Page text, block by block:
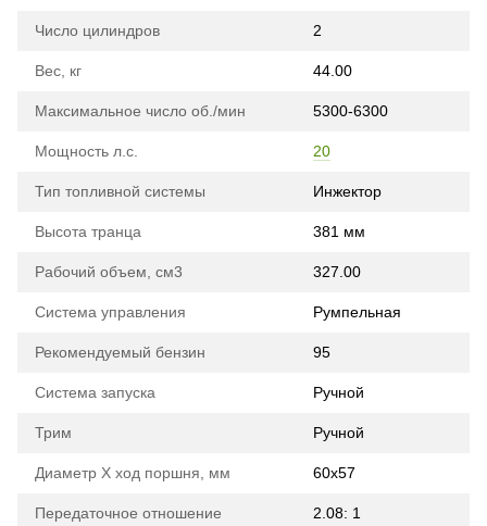
Число цилиндров 2
Вес, кг 44.00
Максимальное число об./мин 5300-6300
Мощность л.с. 20
Тип топливной системы Инжектор
Высота транца 381 мм
Рабочий объем, см3 327.00
Система управления Румпельная
Рекомендуемый бензин 95
Система запуска Ручной
Трим Ручной
Диаметр Х ход поршня, мм 60х57
Передаточное отношение 2.08: 1